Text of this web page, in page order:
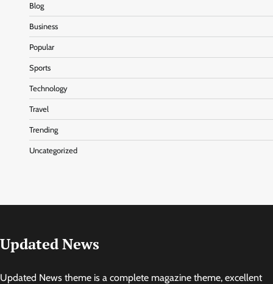
Blog
Business
Popular
Sports
Technology
Travel
Trending
Uncategorized
Updated News
Updated News theme is a complete magazine theme, excellent